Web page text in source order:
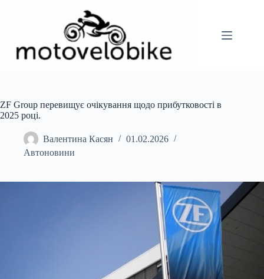
ZF Group перевищує очікування щодо прибутковості в
2025 році.
Валентина Касян
01.02.2026
Автоновини